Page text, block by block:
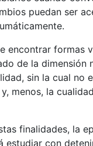
puedan ser
encontrar formas
de la dimensión
sin la cual no
menos, la
finalidades, la
estudiar con